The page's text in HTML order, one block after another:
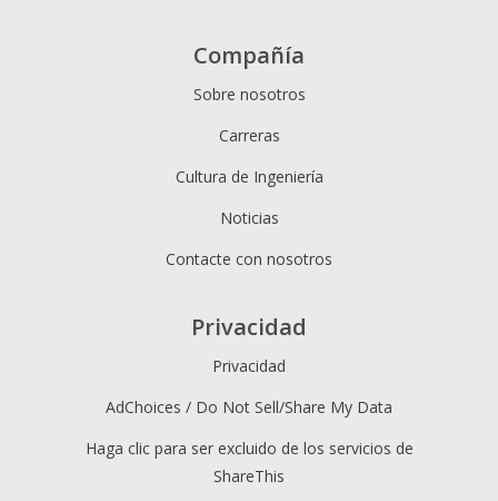
Compañía
Sobre nosotros
Carreras
Cultura de Ingeniería
Noticias
Contacte con nosotros
Privacidad
Privacidad
AdChoices / Do Not Sell/Share My Data
Haga clic para ser excluido de los servicios de
ShareThis